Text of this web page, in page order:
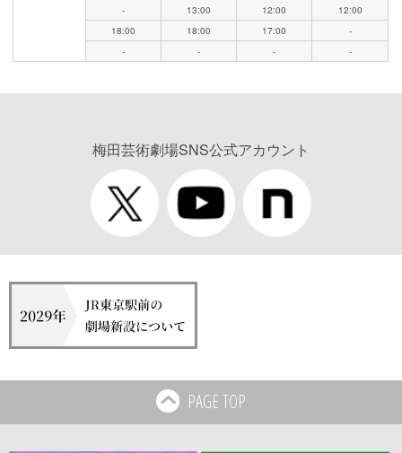
-
13:00 12:00
12:00
18:00
18:00 17:00
-
-
- - -
梅田芸術劇場SNS公式アカウント
PAGE TOP